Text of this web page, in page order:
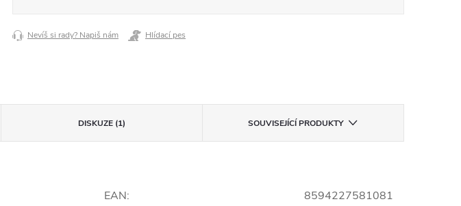
Nevíš si rady? Napiš nám Hlídací pes
DISKUZE (1) SOUVISEJÍCÍ PRODUKTY
EAN: 8594227581081